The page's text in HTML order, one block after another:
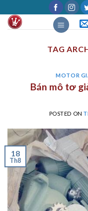
content
TAG
MOTOR
Bán mô tơ
POSTED ON
18
Th8